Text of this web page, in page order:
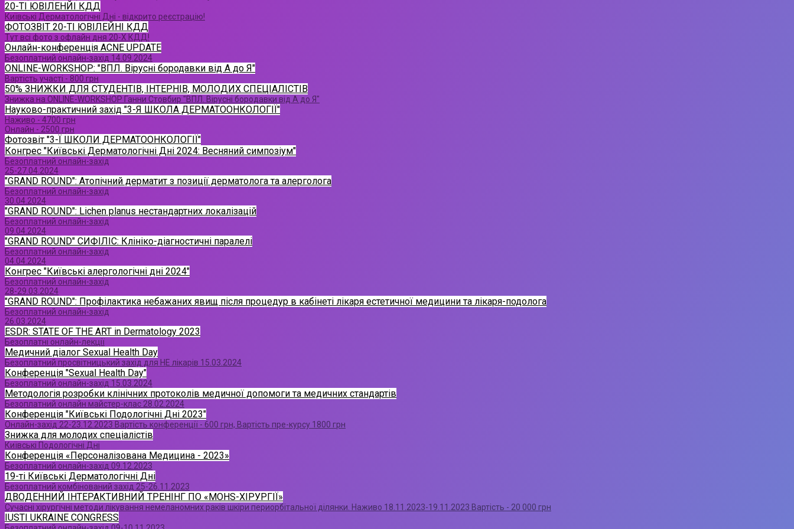
20-ТІ ЮВІЛЕНЙІ КДД
Київські Дерматологічні Дні - відкрито реєстрацію!
ФОТОЗВІТ 20-ТІ ЮВІЛЕЙНІ КДД
Тут всі фото з офлайн дня 20-Х КДД!
Онлайн-конференція ACNE UPDATE
Безоплатний онлайн-захід 14.09.2024
ONLINE-WORKSHOP: "ВПЛ. Вірусні бородавки від А до Я"
Вартість участі - 800 грн
50% ЗНИЖКИ ДЛЯ СТУДЕНТІВ, ІНТЕРНІВ, МОЛОДИХ СПЕЦІАЛІСТІВ
Знижка на ONLINE-WORKSHOP Ганни Стовбир "ВПЛ. Вірусні бородавки від А до Я"
Науково-практичний захід "3-Я ШКОЛА ДЕРМАТООНКОЛОГІЇ"
Наживо - 4700 грн
Онлайн - 2500 грн
Фотозвіт "3-Ї ШКОЛИ ДЕРМАТООНКОЛОГІЇ"
Конгрес "Київські Дерматологічні Дні 2024: Весняний симпозіум"
Безоплатний онлайн-захід
25-27.04.2024
"GRAND ROUND": Атопічний дерматит з позиції дерматолога та алерголога
Безоплатний онлайн-захід
30.04.2024
"GRAND ROUND": Lichen planus нестандартних локалізацій
Безоплатний онлайн-захід
09.04.2024
"GRAND ROUND" СИФІЛІС: Клініко-діагностичні паралелі
Безоплатний онлайн-захід
04.04.2024
Конгрес "Київські алергологічні дні 2024"
Безоплатний онлайн-захід
28-29.03.2024
"GRAND ROUND": Профілактика небажаних явищ після процедур в кабінеті лікаря естетичної медицини та лікаря-подолога
Безоплатний онлайн-захід
26.03.2024
ESDR: STATE OF THE ART in Dermatology 2023
Безоплатні онлайн-лекції
Медичний діалог Sexual Health Day
Безоплатний просвітницький захід для НЕ лікарів 15.03.2024
Конференція "Sexual Health Day"
Безоплатний онлайн-захід 15.03.2024
Методологія розробки клінічних протоколів медичної допомоги та медичних стандартів
Безоплатний онлайн майстер-клас 28.02.2024
Конференція "Київські Подологічні Дні 2023"
Онлайн-захід 22-23.12.2023 Вартість конференції - 600 грн, Вартість пре-курсу 1800 грн
Знижка для молодих спеціалістів
Київські Подологічні Дні
Конференція «Персоналізована Медицина - 2023»
Безоплатний онлайн-захід 09.12.2023
19-ті Київські Дерматологічні Дні
Безоплатний комбінований захід 25-26.11.2023
ДВОДЕННИЙ ІНТЕРАКТИВНИЙ ТРЕНІНГ ПО «MOHS-ХІРУРГІЇ»
Сучасні хірургічні методи лікування немеланомних раків шкіри периорбітальної ділянки. Наживо 18.11.2023-19.11.2023 Вартість - 20 000 грн
IUSTI UKRAINE CONGRESS